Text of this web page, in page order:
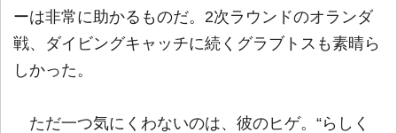
ーは非常に助かるものだ。2次ラウンドのオランダ
戦、ダイビングキャッチに続くグラブトスも素晴ら
しかった。
ただ一つ気にくわないのは、彼のヒゲ。“らしく